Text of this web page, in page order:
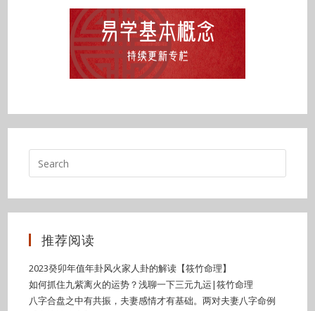
推荐阅读
2023癸卯年值年卦风火家人卦的解读【筱竹命理】
如何抓住九紫离火的运势？浅聊一下三元九运|筱竹命理
八字合盘之中有共振，夫妻感情才有基础。两对夫妻八字命例